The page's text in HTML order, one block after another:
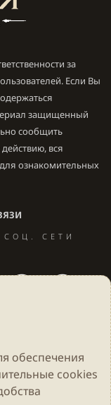
за
Если Вы
защищенный
сообщить
вся
ознакомительных
СЕТИ
Русский (RU)
R
обеспечения
cookies